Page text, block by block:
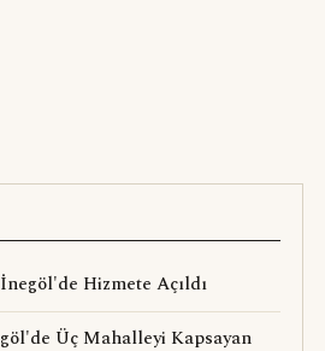
Hizmete Açıldı
Üç Mahalleyi Kapsayan